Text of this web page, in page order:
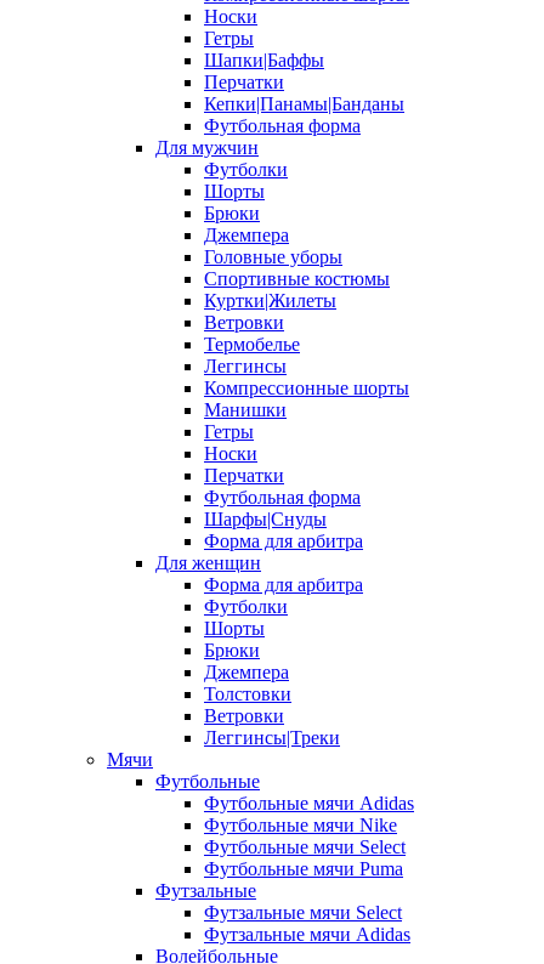
Носки
Гетры
Шапки|Баффы
Перчатки
Кепки|Панамы|Банданы
Футбольная форма
Для мужчин
Футболки
Шорты
Брюки
Джемпера
Головные уборы
Спортивные костюмы
Куртки|Жилеты
Ветровки
Термобелье
Леггинсы
Компрессионные шорты
Манишки
Гетры
Носки
Перчатки
Футбольная форма
Шарфы|Снуды
Форма для арбитра
Для женщин
Форма для арбитра
Футболки
Шорты
Брюки
Джемпера
Толстовки
Ветровки
Леггинсы|Треки
Мячи
Футбольные
Футбольные мячи Adidas
Футбольные мячи Nike
Футбольные мячи Select
Футбольные мячи Puma
Футзальные
Футзальные мячи Select
Футзальные мячи Adidas
Волейбольные